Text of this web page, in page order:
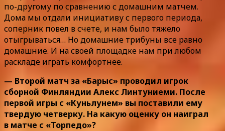
по-другому по сравнению с домашним матчем.
Дома мы отдали инициативу с первого периода,
соперник повел в счете, и нам было тяжело
отыгрываться… Но домашние трибуны все равно
домашние. И на своей площадке нам при любом
раскладе играть комфортнее.
— Второй матч за «Барыс» проводил игрок
сборной Финляндии Алекс Линтуниеми. После
первой игры с «Куньлунем» вы поставили ему
твердую четверку. На какую оценку он наиграл
в матче с «Торпедо»?